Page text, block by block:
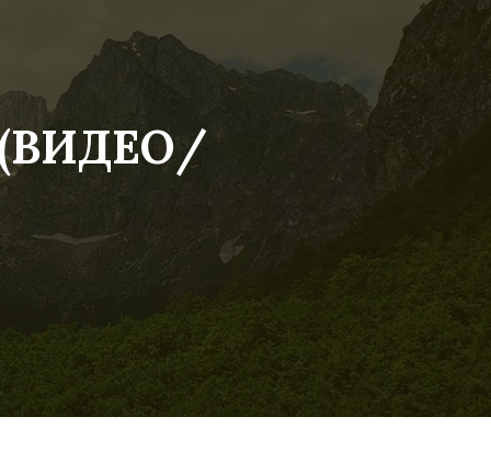
(ВИДЕО/